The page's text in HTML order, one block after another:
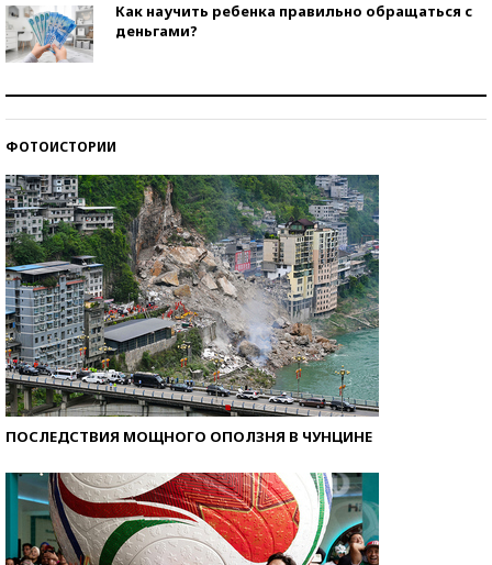
Как научить ребенка правильно обращаться с
деньгами?
ФОТОИСТОРИИ
ПОСЛЕДСТВИЯ МОЩНОГО ОПОЛЗНЯ В ЧУНЦИНЕ